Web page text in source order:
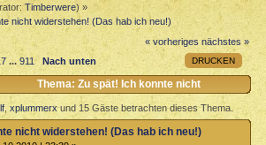
Timberwere) »
nicht widerstehen! (Das hab ich neu!)
« vorheriges nächstes »
DRUCKEN
...911 Nach unten
Thema: Zu spät! Ich konnte nicht
ich neu!) (Gelesen 3829663 mal)
, xplummerxund 15 Gäste betrachten dieses Thema.
nicht widerstehen! (Das hab ich neu!)